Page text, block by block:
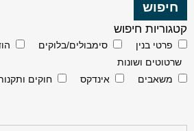
קטגוריות חיפוש
פרטי בנין סימבולים/בלוקים
שרטוטים ושונות
משאבים
אינדקס חוקים